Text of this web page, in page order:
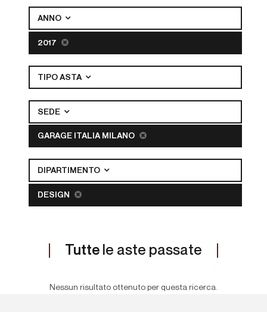
ANNO
2017
TIPO ASTA
SEDE
GARAGE ITALIA MILANO
DIPARTIMENTO
DESIGN
Tutte le aste passate
Nessun risultato ottenuto per questa ricerca.